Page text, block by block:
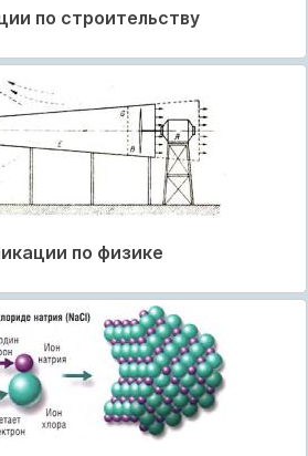
по строительству
по физике